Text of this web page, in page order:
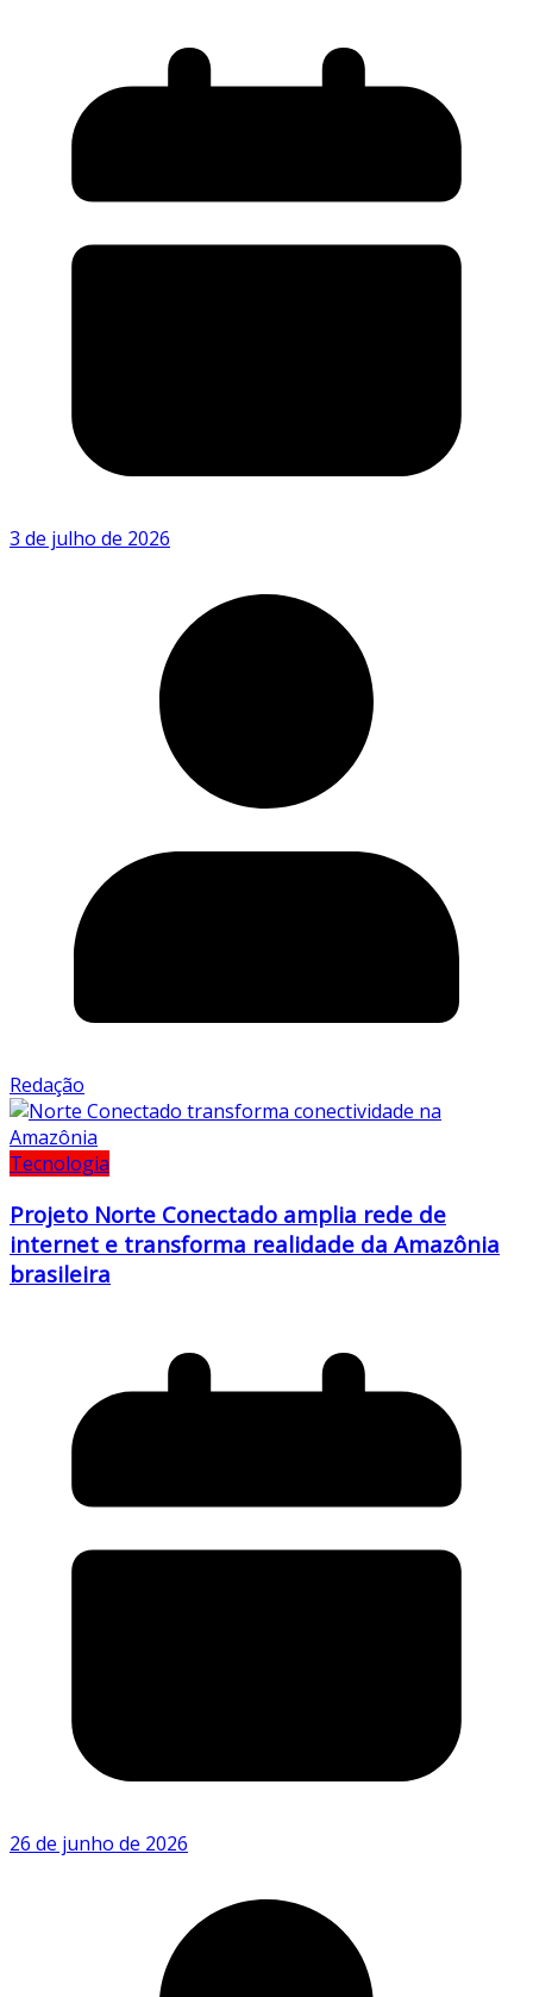
3 de julho de 2026
Redação
Tecnologia
Projeto Norte Conectado amplia rede de
internet e transforma realidade da Amazônia
brasileira
26 de junho de 2026